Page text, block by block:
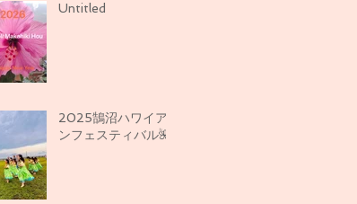
Untitled
2025鵠沼ハワイア
ンフェスティバル🌺